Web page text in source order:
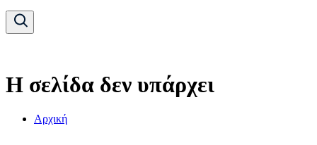
Η σελίδα δεν υπάρχει
Αρχική